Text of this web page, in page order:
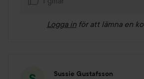
Logga in för att lämna en
Sussie Gustafsson